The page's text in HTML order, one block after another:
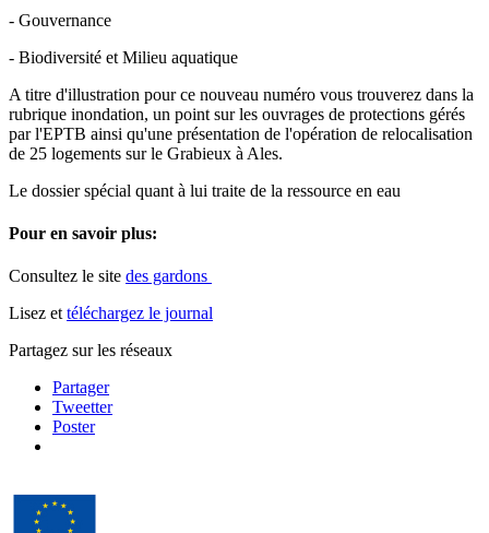
- Gouvernance
- Biodiversité et Milieu aquatique
A titre d'illustration pour ce nouveau numéro vous trouverez dans la
rubrique inondation, un point sur les ouvrages de protections gérés
par l'EPTB ainsi qu'une présentation de l'opération de relocalisation
de 25 logements sur le Grabieux à Ales.
Le dossier spécial quant à lui traite de la ressource en eau
Pour en savoir plus:
Consultez le site des gardons
Lisez ettéléchargez le journal
Partagez sur les réseaux
Partager
Tweetter
Poster